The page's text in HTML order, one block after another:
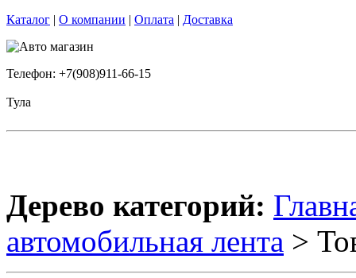
Каталог | О компании | Оплата | Доставка
Телефон: +7(908)911-66-15
Тула
Дерево категорий:
автомобильная лента >